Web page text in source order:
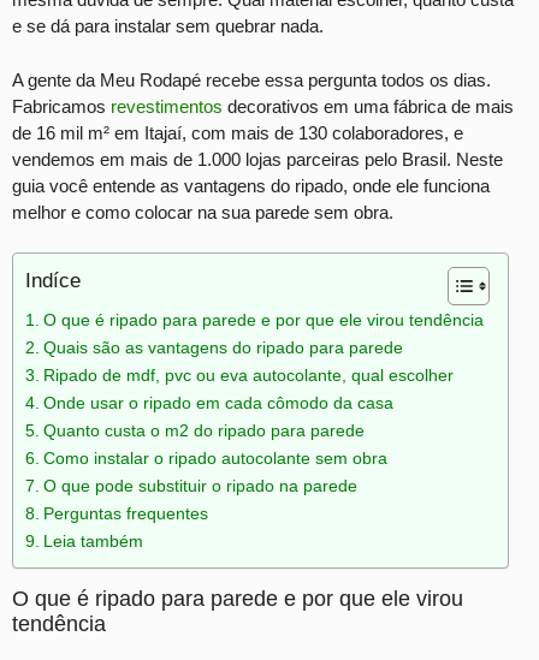
e se dá para instalar sem quebrar nada.
A gente da Meu Rodapé recebe essa pergunta todos os dias.
Fabricamos revestimentos decorativos em uma fábrica de mais
de 16 mil m² em Itajaí, com mais de 130 colaboradores, e
vendemos em mais de 1.000 lojas parceiras pelo Brasil. Neste
guia você entende as vantagens do ripado, onde ele funciona
melhor e como colocar na sua parede sem obra.
Indíce
O que é ripado para parede e por que ele virou tendência
Quais são as vantagens do ripado para parede
Ripado de mdf, pvc ou eva autocolante, qual escolher
Onde usar o ripado em cada cômodo da casa
Quanto custa o m2 do ripado para parede
Como instalar o ripado autocolante sem obra
O que pode substituir o ripado na parede
Perguntas frequentes
Leia também
O que é ripado para parede e por que ele virou
tendência